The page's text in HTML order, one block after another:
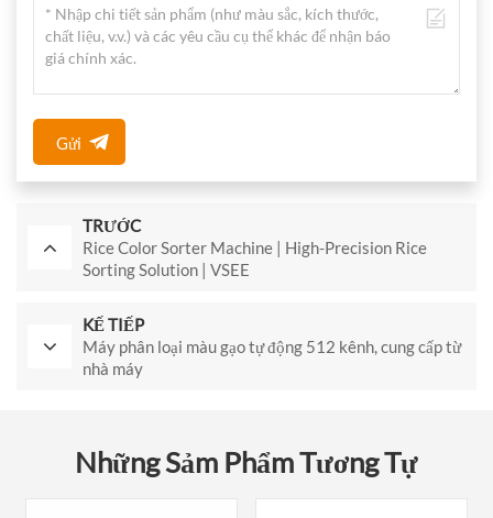
Gửi
TRƯỚC
Rice Color Sorter Machine | High-Precision Rice
Sorting Solution | VSEE
KẾ TIẾP
Máy phân loại màu gạo tự động 512 kênh, cung cấp từ
nhà máy
Những Sảm Phẩm Tương Tự